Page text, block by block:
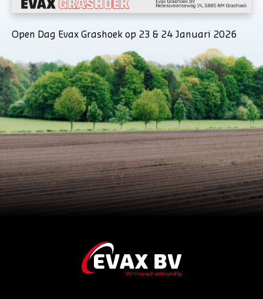
Open Dag Evax Grashoek op 23 & 24 Januari 2026